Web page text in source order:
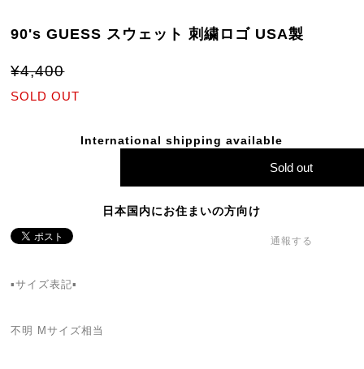
90's GUESS スウェット 刺繍ロゴ USA製
¥4,400
SOLD OUT
International shipping available
Sold out
日本国内にお住まいの方向け
通報する
▪️サイズ表記▪️
不明 Mサイズ相当